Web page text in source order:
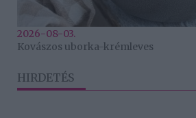
2026-08-03.
Kovászos uborka-krémleves
HIRDETÉS